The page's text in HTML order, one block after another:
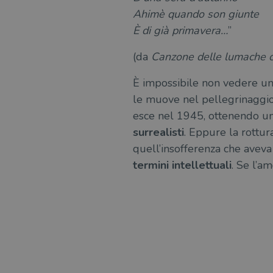
Ahimè quando son giunte
È di già primavera…”
(da Canzone delle lumache
È impossibile non vedere un
le muove nel
esce nel 1945, ottenendo
surrealisti. Eppure la
quell’insofferenza che
termini intellettuali. Se
msToken
Nome
/
_ga_RXJCD2NFMF
LLC
Nome
Fornitore/
Dominio
UserProfile .illibraio.it
Platform
Nome
__Secure-